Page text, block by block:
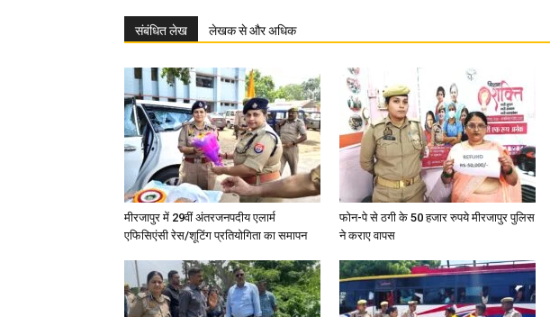
संबंधित लेख लेखक से और अधिक
मीरजापुर में 29वीं अंतरजनपदीय एलार्म
एफिसिएंसी रेस/शूटिंग प्रतियोगिता का समापन
फोन-पे से ठगी के 50 हजार रुपये मीरजापुर पुलिस
ने कराए वापस